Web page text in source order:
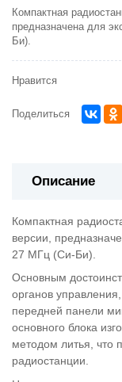
Компактная
предназначена для
Би).
Нравится
Поделиться
Описание
Компактная
версии,
27 МГц (Си-Би).
Основным
органов
передней панели
основного блока
методом литья, что
радиостанции.